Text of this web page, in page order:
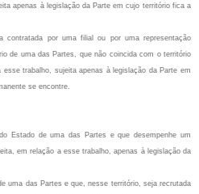
apenas à legislação da Parte em cujo território fica a
por uma filial ou por uma representação
de uma das Partes, que não coincida com o território
trabalho, sujeita apenas à legislação da Parte em
se encontre.
Estado de uma das Partes e que desempenhe um
em relação a esse trabalho, apenas à legislação da
uma das Partes e que, nesse território, seja recrutada